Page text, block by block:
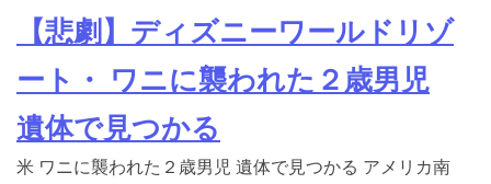
【悲劇】ディズニーワールドリゾ
ート・ ワニに襲われた２歳男児
遺体で見つかる
米 ワニに襲われた２歳男児 遺体で見つかる アメリカ南